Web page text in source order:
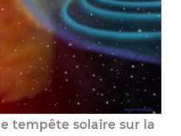
tempête solaire sur la